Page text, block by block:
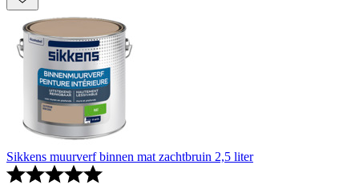
Sikkens muurverf binnen mat zachtbruin 2,5 liter